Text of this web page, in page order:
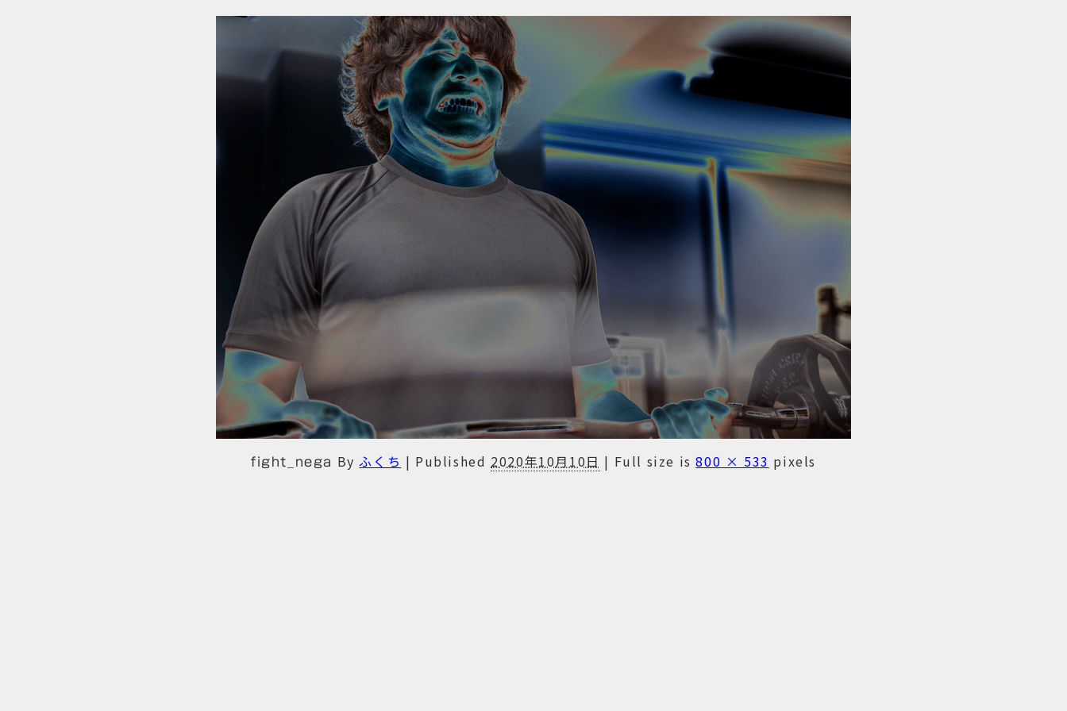
fight_nega By ふくち | Published 2020年10月10日 | Full size is800 × 533 pixels